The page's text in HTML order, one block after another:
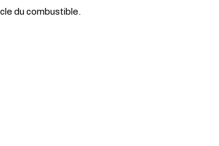
du combustible.